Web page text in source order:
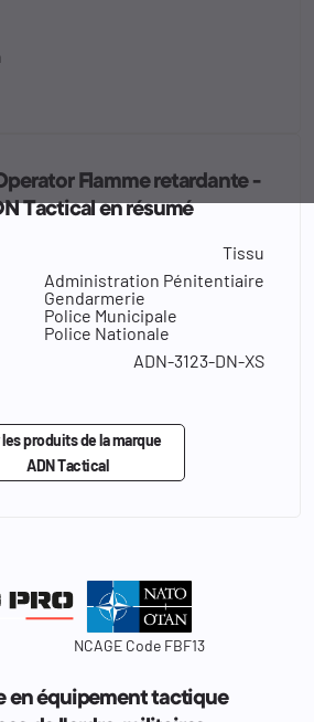
Flamme retardante -
Tactical en résumé
Tissu
Administration Pénitentiaire
Gendarmerie
Police Municipale
Police Nationale
ADN-3123-DN-XS
produits de la marque
ADN Tactical
NCAGE Code FBF13
en équipement tactique